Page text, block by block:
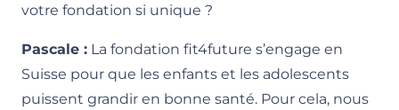
votre fondation si unique ?
Pascale : La fondation fit4future s’engage en
Suisse pour que les enfants et les adolescents
puissent grandir en bonne santé. Pour cela, nous